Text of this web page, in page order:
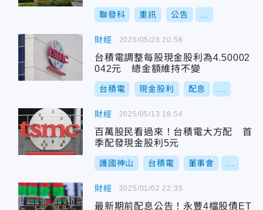
聯發科 重訊 公告
財經
台積電調整每股現金股利為4.50002
042元 總金額維持不變
台積電 現金股利 配息
2025/05/28 20:58
財經
百萬股民看過來！台積電大方配 首
季配發現金股利5元
護國神山 台積電 董事會
2025/05/13 18:54
財經
最新期前配息公告！永豐4檔股債ET
2025/01/02 22:35